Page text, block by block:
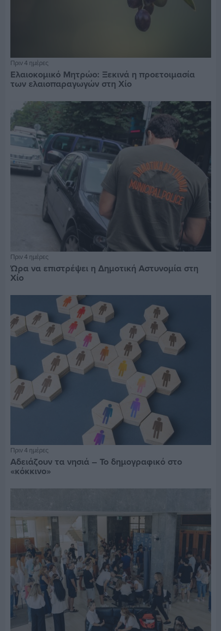
Πριν 4 ημέρες
Ελαιοκομικό Μητρώο: Ξεκινά η προετοιμασία
των ελαιοπαραγωγών στη Χίο
Πριν 4 ημέρες
Ώρα να επιστρέψει η Δημοτική Αστυνομία στη
Χίο
Πριν 4 ημέρες
Αδειάζουν τα νησιά – Το δημογραφικό στο
«κόκκινο»